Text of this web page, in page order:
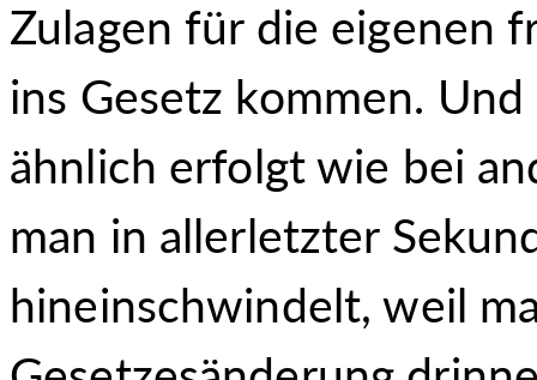
Zulagen für die eigenen
ins Gesetz kommen.
ähnlich erfolgt wie bei
man in allerletzter
hineinschwindelt, weil